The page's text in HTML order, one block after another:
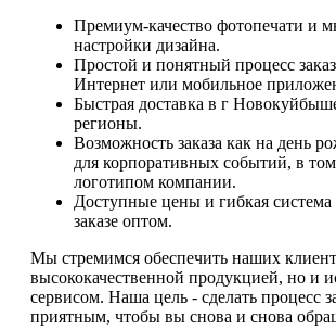
Премиум-качество фотопечати и
настройки дизайна.
Простой и понятный процесс
Интернет или мобильное
Быстрая доставка в г
регионы.
Возможность заказа как на день
для корпоративных событий, в
логотипом компании.
Доступные цены и гибкая система
заказе оптом.
Мы стремимся обеспечить наших
высококачественной продукцией, но и
сервисом. Наша цель - сделать процесс
приятным, чтобы вы снова и снова